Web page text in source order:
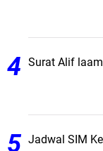
Surat Alif
Jadwal SIM